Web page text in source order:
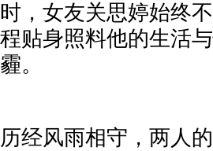
时，女友关思婷始终
程贴身照料他的生活
霾。
历经风雨相守，两人